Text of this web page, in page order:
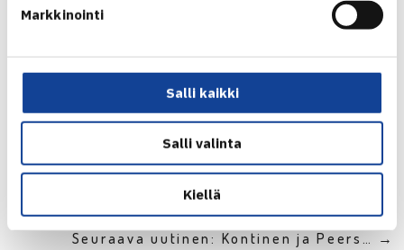
Markkinointi
Salli kaikki
Salli valinta
Kiellä
Videot Instagramissa
Jaa:
← Edellinen
Seuraava uutinen: Kontinen ja Peers… →